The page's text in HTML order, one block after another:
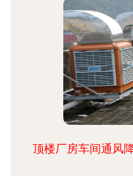
顶楼厂房车间通风